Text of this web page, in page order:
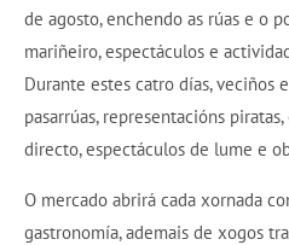
de agosto, enchendo as rúas e o
mariñeiro, espectáculos e
Durante estes catro días, veciños
pasarrúas, representacións
directo, espectáculos de lume e
O mercado abrirá cada xornada
gastronomía, ademais de xogos